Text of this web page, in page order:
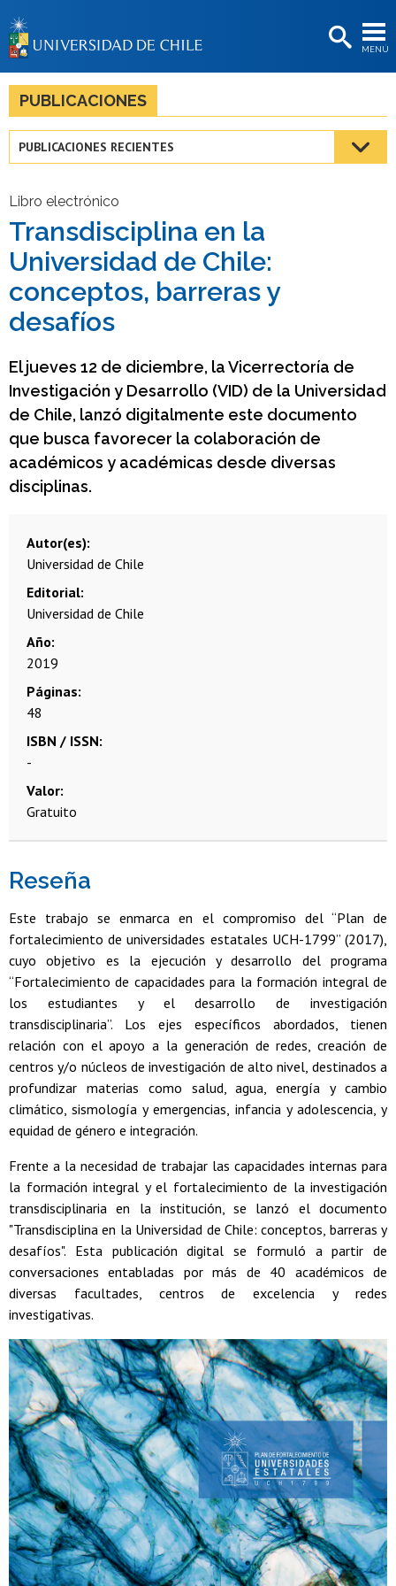
MENÚ
BIBLIOTECAS
LA UNIVERSIDAD
Estudiantes
Funcionarias/os
Egresadas/os
PUBLICACIONES
PUBLICACIONES RECIENTES
Libro electrónico
Transdisciplina en la
Universidad de Chile:
conceptos, barreras y
desafíos
El jueves 12 de diciembre, la Vicerrectoría de
Investigación y Desarrollo (VID) de la Universidad
de Chile, lanzó digitalmente este documento
que busca favorecer la colaboración de
académicos y académicas desde diversas
disciplinas.
Autor(es)
Universidad de Chile
Editorial
Universidad de Chile
Año
2019
Páginas
48
ISBN / ISSN
-
Valor
Gratuito
Reseña
Este trabajo se enmarca en el compromiso del “Plan de
fortalecimiento de universidades estatales UCH-1799” (2017),
cuyo objetivo es la ejecución y desarrollo del programa
“Fortalecimiento de capacidades para la formación integral de
los estudiantes y el desarrollo de investigación
transdisciplinaria”. Los ejes específicos abordados, tienen
relación con el apoyo a la generación de redes, creación de
centros y/o núcleos de investigación de alto nivel, destinados a
profundizar materias como salud, agua, energía y cambio
climático, sismología y emergencias, infancia y adolescencia, y
equidad de género e integración.
Frente a la necesidad de trabajar las capacidades internas para
la formación integral y el fortalecimiento de la investigación
transdisciplinaria en la institución, se lanzó el documento
"Transdisciplina en la Universidad de Chile: conceptos, barreras y
desafíos". Esta publicación digital se formuló a partir de
conversaciones entabladas por más de 40 académicos de
diversas facultades, centros de excelencia y redes
investigativas.